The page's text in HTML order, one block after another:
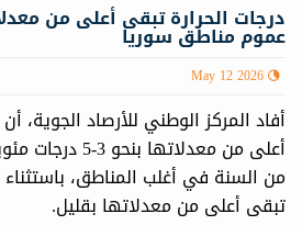
درجات الحرارة تبقى أعلى من
عموم مناطق سوريا
May 12 2026
أفاد المركز الوطني للأرصاد الجوية،
أعلى من
من السنة في أغلب المناطق،
تبقى أعلى من معدلاتها بقليل.